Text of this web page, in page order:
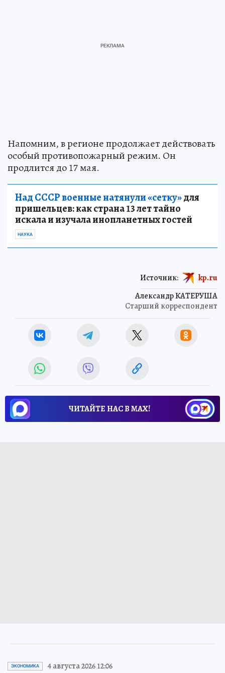
Напомним, в регионе продолжает действовать
особый противопожарный режим. Он
продлится до 17 мая.
Над СССР военные натянули «сетку»для
пришельцев: как страна 13 лет тайно
искала и изучала инопланетных гостей
НАУКА
Александр КАТЕРУША
Старший корреспондент
Источник: kp.ru
ЧИТАЙТЕ НАС В МАХ!
ЭКОНОМИКА 4 августа 2026 12:06